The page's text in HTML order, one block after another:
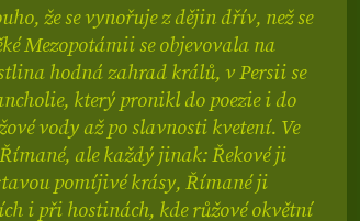
že se vynořuje z dějin dřív, než se
Mezopotámii se objevovala na
hodná zahrad králů, v Persii se
který pronikl do poezie i do
vody až po slavnosti kvetení. Ve
ale každý jinak: Řekové ji
pomíjivé krásy, Římané ji
i při hostinách, kde růžové okvětní